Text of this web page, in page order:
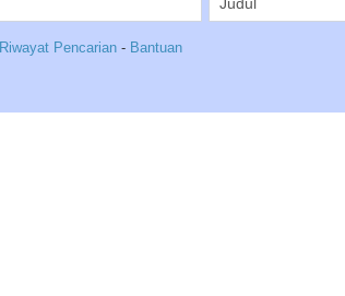
Riwayat Pencarian - Bantuan